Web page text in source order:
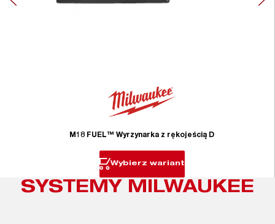
M18 FUEL™ Wyrzynarka z rękojeścią D
Wybierz wariant
SYSTEMY MILWAUKEE